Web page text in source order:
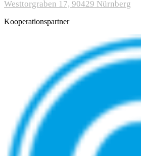
Westtorgraben 17, 90429 Nürnberg
Kooperationspartner